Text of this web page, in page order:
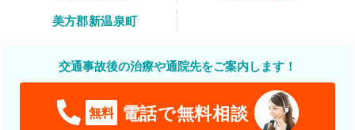
美方郡新温泉町
交通事故後の治療や通院先をご案内します！
無料 電話で無料相談